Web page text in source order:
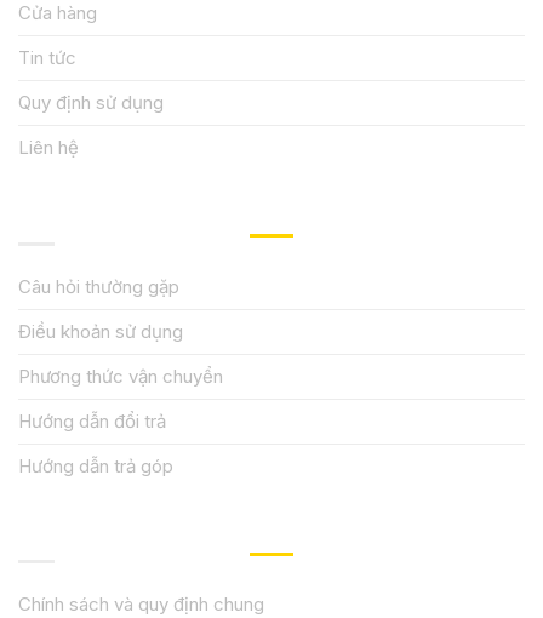
Cửa hàng
Tin tức
Quy định sử dụng
Liên hệ
Câu hỏi thường gặp
Điều khoản sử dụng
Phương thức vận chuyển
Hướng dẫn đổi trả
Hướng dẫn trả góp
Chính sách và quy định chung